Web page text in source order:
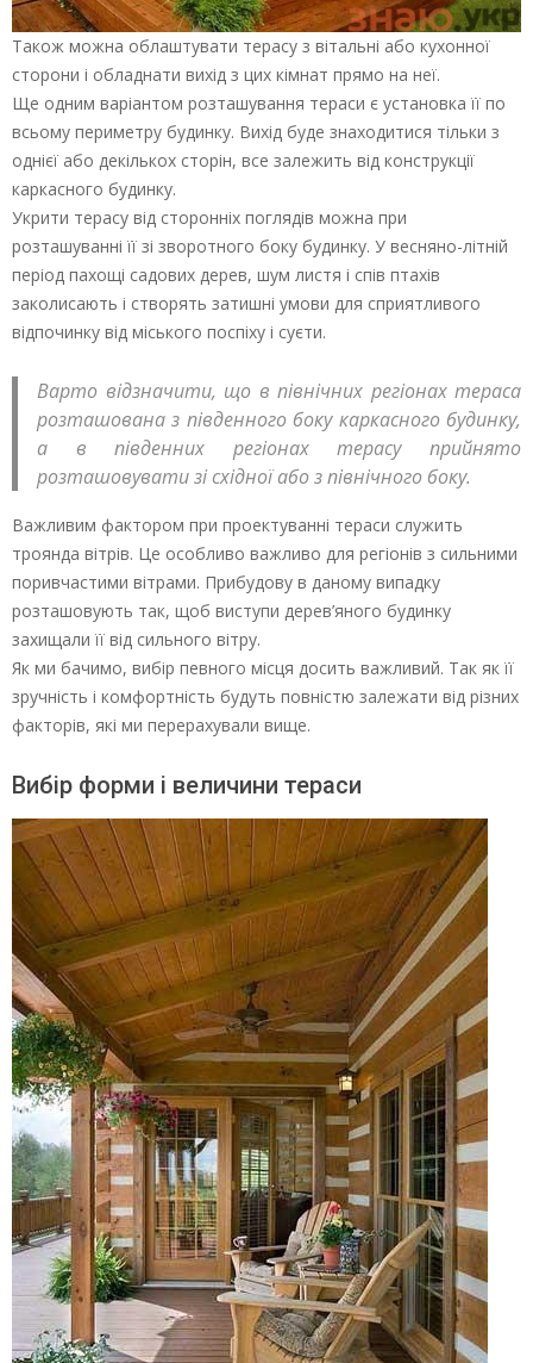
Також можна облаштувати терасу з вітальні або кухонної
сторони і обладнати вихід з цих кімнат прямо на неї.
Ще одним варіантом розташування тераси є установка її по
всьому периметру будинку. Вихід буде знаходитися тільки з
однієї або декількох сторін, все залежить від конструкції
каркасного будинку.
Укрити терасу від сторонніх поглядів можна при
розташуванні її зі зворотного боку будинку. У весняно-літній
період пахощі садових дерев, шум листя і спів птахів
заколисають і створять затишні умови для сприятливого
відпочинку від міського поспіху і суєти.
Варто відзначити, що в північних регіонах тераса
розташована з південного боку каркасного будинку,
а в південних регіонах терасу прийнято
розташовувати зі східної або з північного боку.
Важливим фактором при проектуванні тераси служить
троянда вітрів. Це особливо важливо для регіонів з сильними
поривчастими вітрами. Прибудову в даному випадку
розташовують так, щоб виступи дерев’яного будинку
захищали її від сильного вітру.
Як ми бачимо, вибір певного місця досить важливий. Так як її
зручність і комфортність будуть повністю залежати від різних
факторів, які ми перерахували вище.
Вибір форми і величини тераси